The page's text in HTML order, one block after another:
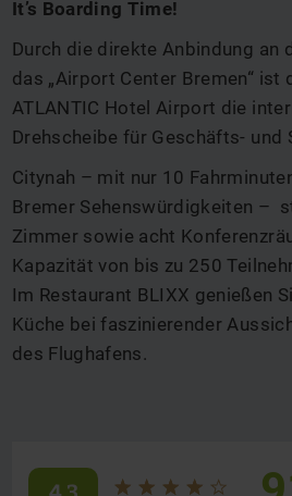
It’s Boarding Time!
Durch die direkte Anbindung an
das „Airport Center Bremen“ ist
ATLANTIC Hotel Airport die
Drehscheibe für Geschäfts- und
Citynah – mit nur 10
Bremer Sehenswürdigkeiten –
Zimmer sowie acht
Kapazität von bis zu 250
Im Restaurant BLIXX genießen
Küche bei faszinierender
des Flughafens.